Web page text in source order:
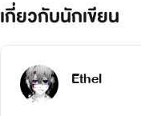
งั้นก็! Let's
เกี่ยวกับนักเขียน
Ethel